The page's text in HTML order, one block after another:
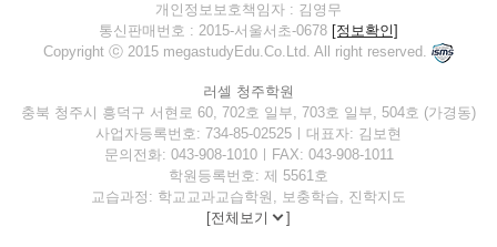
개인정보보호책임자 : 김영무
통신판매번호 : 2015-서울서초-0678 [정보확인]
Copyright ⓒ 2015 megastudyEdu.Co.Ltd. All right reserved.
러셀 청주학원
충북 청주시 흥덕구 서현로 60, 702호 일부, 703호 일부, 504호 (가경동)
사업자등록번호: 734-85-02525ㅣ대표자: 김보현
문의전화: 043-908-1010ㅣFAX: 043-908-1011
학원등록번호: 제 5561호
교습과정: 학교교과교습학원, 보충학습, 진학지도
[전체보기 ]